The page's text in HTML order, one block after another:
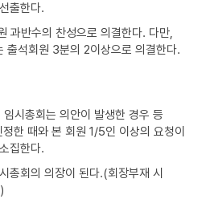
출한다.
과반수의 찬성으로 의결한다. 다만,
출석회원 3분의 2이상으로 의결한다.
시총회는 의안이 발생한 경우 등
한 때와 본 회원 1/5인 이상의 요청이
집한다.
회의 의장이 된다.(회장부재 시